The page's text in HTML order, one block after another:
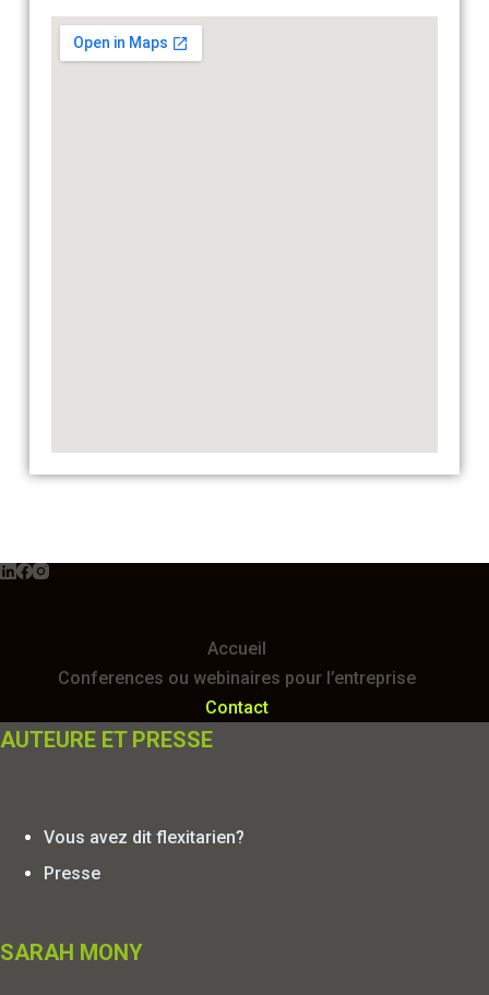
Accueil
Conferences ou webinaires pour l’entreprise
Contact
AUTEURE ET PRESSE
Vous avez dit flexitarien?
Presse
SARAH MONY